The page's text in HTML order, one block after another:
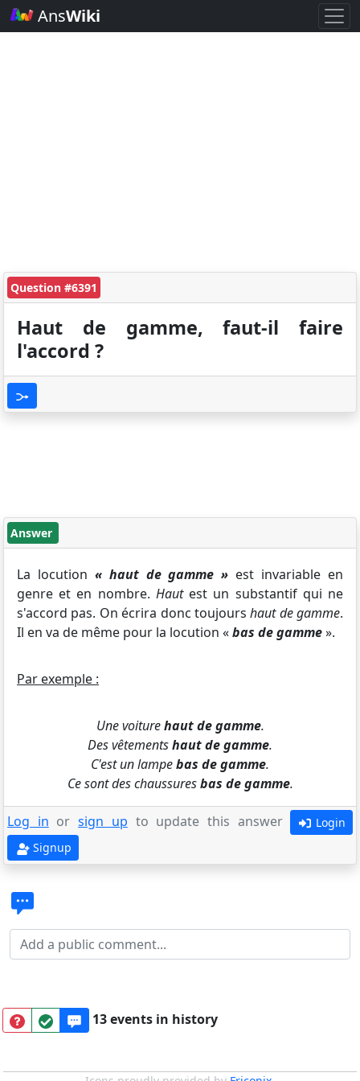
AnsWiki
Question #6391
Haut de gamme, faut-il faire
l'accord ?
Answer
La locution « haut de gamme » est invariable en
genre et en nombre. Hautest un substantif qui ne
s'accord pas. On écrira donc toujourshaut de gamme.
Il en va de même pour la locution «bas de gamme».
Par exemple :
Une voiturehaut de gamme.
Des vêtementshaut de gamme.
C'est un lampebas de gamme.
Ce sont des chaussuresbas de gamme.
Log in orsign up to update this answer
Login
Signup
13 events in history